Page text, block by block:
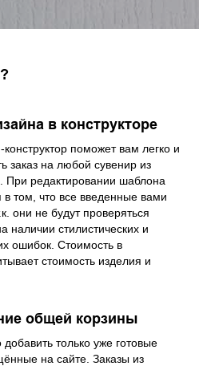
в конструкторе
поможет вам легко и
заказ на любой сувенир из
При редактировании шаблона
в том, что все введенные вами
они не будут проверяться
наличии стилистических и
ошибок. Стоимость в
стоимость изделия и
общей корзины
только уже готовые
на сайте. Заказы из